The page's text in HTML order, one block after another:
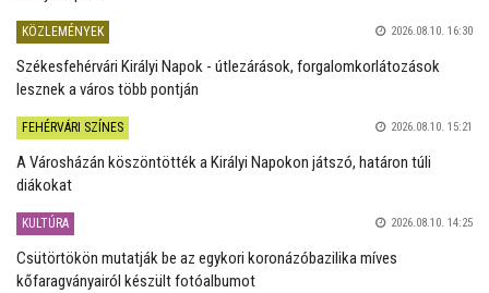
KÖZLEMÉNYEK 2026.08.10. 16:30
Székesfehérvári Királyi Napok - útlezárások, forgalomkorlátozások
lesznek a város több pontján
FEHÉRVÁRI SZÍNES 2026.08.10. 15:21
A Városházán köszöntötték a Királyi Napokon játszó, határon túli
diákokat
KULTÚRA 2026.08.10. 14:25
Csütörtökön mutatják be az egykori koronázóbazilika míves
kőfaragványairól készült fotóalbumot